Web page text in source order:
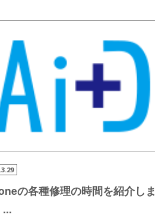
の各種修理の時間を紹介しま
...